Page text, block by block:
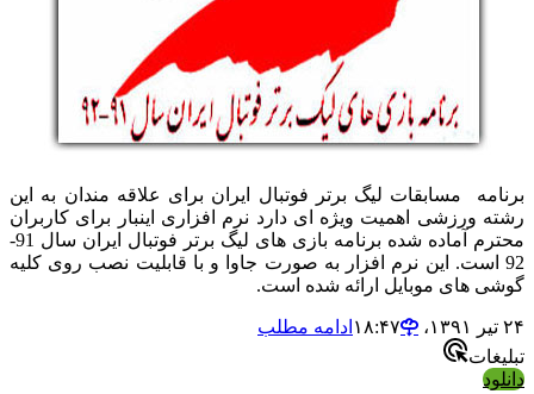
برنامه مسابقات لیگ برتر فوتبال ایران برای علاقه مندان به این
رشته ورزشی اهمیت ویژه ای دارد نرم افزاری اینبار برای کاربران
محترم آماده شده برنامه بازی های لیگ برتر فوتبال ایران سال 91-
92 است. این نرم افزار به صورت جاوا و با قابلیت نصب روی كلیه
گوشی های موبایل ارائه شده است.
۲۴ تیر ۱۳۹۱،‏ ۱۸:۴۷
ادامه مطلب
تبلیغات
دانلود